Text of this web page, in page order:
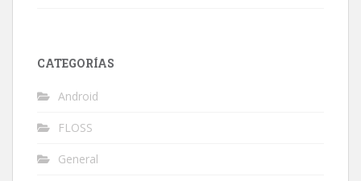
CATEGORÍAS
Android
FLOSS
General